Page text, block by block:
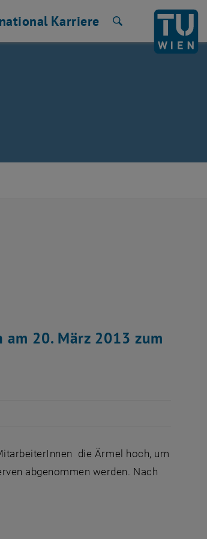
Karriere
20. März 2013 zum
die Ärmel hoch, um
abgenommen werden. Nach